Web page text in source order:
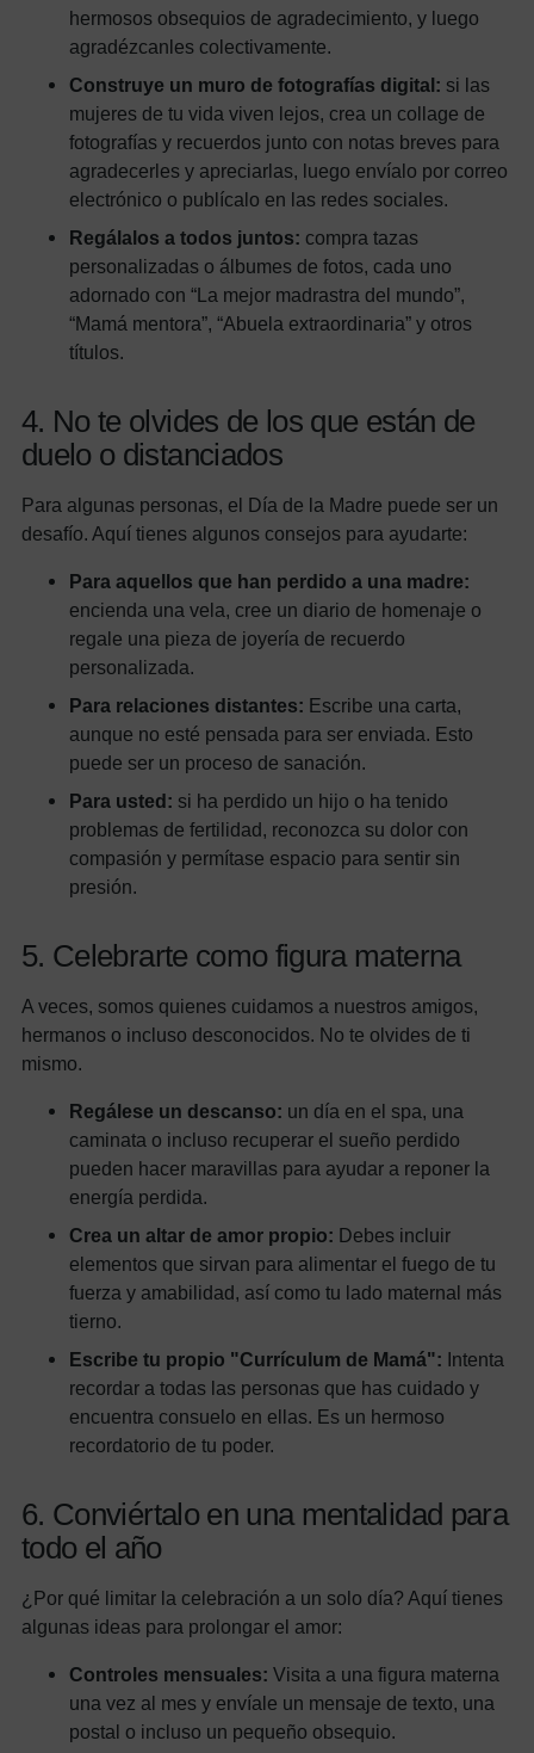
hermosos obsequios de agradecimiento, y luego
agradézcanles colectivamente.
Construye un muro de fotografías digital: si las
mujeres de tu vida viven lejos, crea un collage de
fotografías y recuerdos junto con notas breves para
agradecerles y apreciarlas, luego envíalo por correo
electrónico o publícalo en las redes sociales.
Regálalos a todos juntos: compra tazas
personalizadas o álbumes de fotos, cada uno
adornado con “La mejor madrastra del mundo”,
“Mamá mentora”, “Abuela extraordinaria” y otros
títulos.
4. No te olvides de los que están de
duelo o distanciados
Para algunas personas, el Día de la Madre puede ser un
desafío. Aquí tienes algunos consejos para ayudarte:
Para aquellos que han perdido a una madre:
encienda una vela, cree un diario de homenaje o
regale una pieza de joyería de recuerdo
personalizada.
Para relaciones distantes: Escribe una carta,
aunque no esté pensada para ser enviada. Esto
puede ser un proceso de sanación.
Para usted: si ha perdido un hijo o ha tenido
problemas de fertilidad, reconozca su dolor con
compasión y permítase espacio para sentir sin
presión.
5. Celebrarte como figura materna
A veces, somos quienes cuidamos a nuestros amigos,
hermanos o incluso desconocidos. No te olvides de ti
mismo.
Regálese un descanso: un día en el spa, una
caminata o incluso recuperar el sueño perdido
pueden hacer maravillas para ayudar a reponer la
energía perdida.
Crea un altar de amor propio: Debes incluir
elementos que sirvan para alimentar el fuego de tu
fuerza y ​​amabilidad, así como tu lado maternal más
tierno.
Escribe tu propio "Currículum de Mamá": Intenta
recordar a todas las personas que has cuidado y
encuentra consuelo en ellas. Es un hermoso
recordatorio de tu poder.
6. Conviértalo en una mentalidad para
todo el año
¿Por qué limitar la celebración a un solo día? Aquí tienes
algunas ideas para prolongar el amor:
Controles mensuales: Visita a una figura materna
una vez al mes y envíale un mensaje de texto, una
postal o incluso un pequeño obsequio.